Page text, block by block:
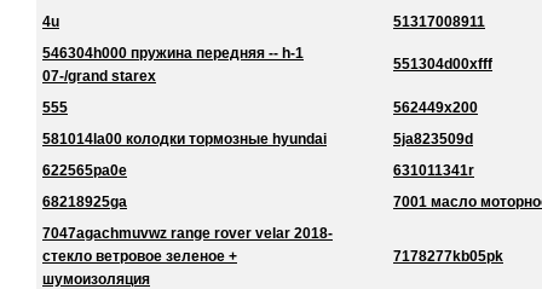
4u
51317008911
546304h000 пружина передняя -- h-1
07-/grand starex
551304d00xfff
555
562449x200
581014la00 колодки тормозные hyundai
5ja823509d
622565pa0e
631011341r
68218925ga
7001 масло
7047agachmuvwz range rover velar 2018-
стекло ветровое зеленое +
шумоизоляция
7178277kb05pk